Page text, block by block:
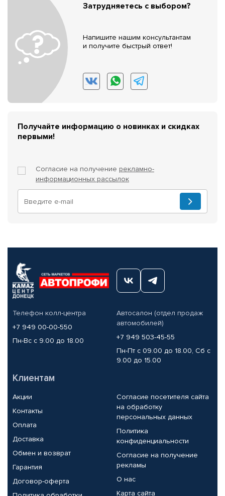
Затрудняетесь с выбором?
Напишите нашим консультантам
и получите быстрый ответ!
Получайте информацию о новинках и скидках
первыми!
Согласие на получение рекламно-
информационных рассылок
Телефон колл-центра
+7 949 00-00-550
Пн-Вс с 9.00 до 18.00
Автосалон (отдел продаж
автомобилей)
+7 949 503-45-55
Пн-Пт с 09.00 до 18.00, Сб с
9.00 до 15.00
Клиентам
Акции
Контакты
Оплата
Доставка
Обмен и возврат
Гарантия
Договор-оферта
Согласие посетителя сайта
на обработку
персональных данных
Политика
конфиденциальности
Согласие на получение
рекламы
О нас
Карта сайта